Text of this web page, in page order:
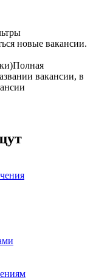
новые вакансии.
Полная
вакансии, в